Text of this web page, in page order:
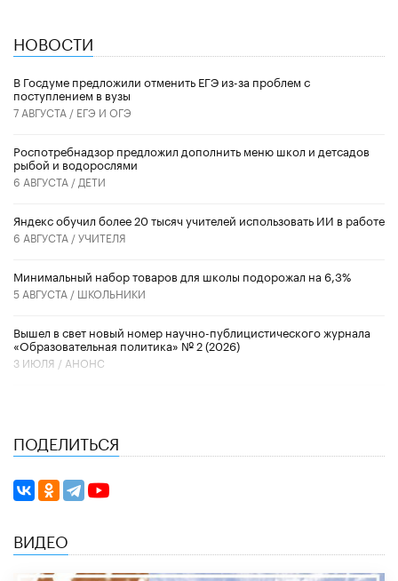
НОВОСТИ
В Госдуме предложили отменить ЕГЭ из-за проблем с
поступлением в вузы
7 АВГУСТА / ЕГЭ И ОГЭ
Роспотребнадзор предложил дополнить меню школ и детсадов
рыбой и водорослями
6 АВГУСТА / ДЕТИ
​Яндекс обучил более 20 тысяч учителей использовать ИИ в работе
6 АВГУСТА /УЧИТЕЛЯ
Минимальный набор товаров для школы подорожал на 6,3%
5 АВГУСТА / ШКОЛЬНИКИ
Вышел в свет новый номер научно-публицистического журнала
«Образовательная политика» № 2 (2026)
3 ИЮЛЯ / АНОНС
ПОДЕЛИТЬСЯ
ВИДЕО